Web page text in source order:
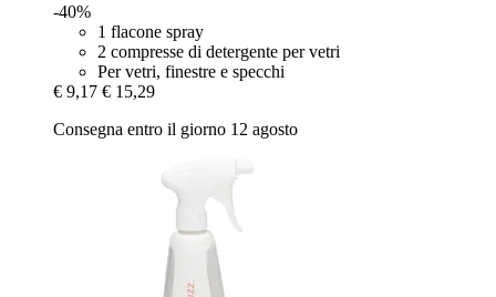
-40%
1 flacone spray
2 compresse di detergente per vetri
Per vetri, finestre e specchi
€ 9,17 € 15,29
Consegna entro il giorno 12 agosto